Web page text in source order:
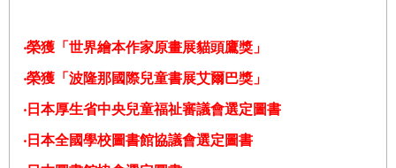
‧榮獲「世界繪本作家原畫展貓頭鷹獎」
‧榮獲「波隆那國際兒童書展艾爾巴獎」
‧ 日本厚生省中央兒童福祉審議會選定圖書
‧ 日本全國學校圖書館協議會選定圖書